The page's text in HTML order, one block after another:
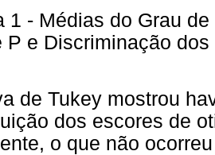
1 - Médias do Grau
P e Discriminação
de Tukey mostrou
dos escores de
o que não